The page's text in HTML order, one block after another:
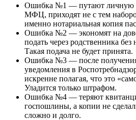
Ошибка №1 — путают личную
МФЦ, приходят не с тем
именно нотариальная копия
Ошибка №2 — экономят на
подать через родственника без
Такая подача не будет принята.
Ошибка №3 — после
уведомления в
искренне полагая, что это
Уладится только штрафом.
Ошибка №4 — теряют
госпошлины, а копии не
сложно и долго.